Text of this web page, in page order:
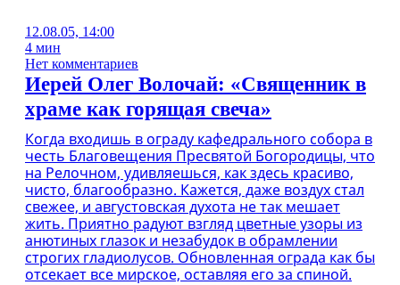
12.08.05, 14:00
4 мин
Нет комментариев
Иерей Олег Волочай: «Священник в
храме как горящая свеча»
Когда входишь в ограду кафедрального собора в
честь Благовещения Пресвятой Богородицы, что
на Релочном, удивляешься, как здесь красиво,
чисто, благообразно. Кажется, даже воздух стал
свежее, и августовская духота не так мешает
жить. Приятно радуют взгляд цветные узоры из
анютиных глазок и незабудок в обрамлении
строгих гладиолусов. Обновленная ограда как бы
отсекает все мирское, оставляя его за спиной.